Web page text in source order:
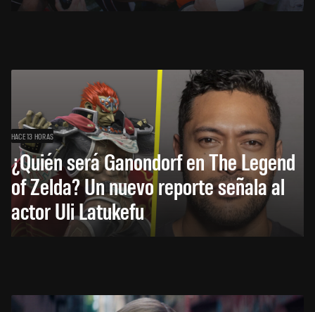
HACE 13 HORAS
¿Quién será Ganondorf en The Legend
of Zelda? Un nuevo reporte señala al
actor Uli Latukefu